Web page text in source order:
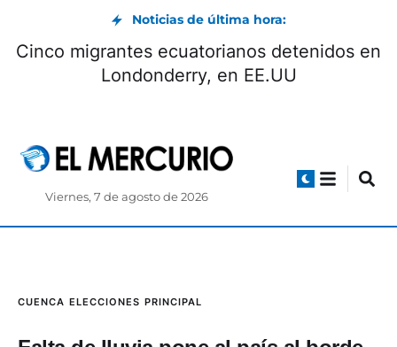
Noticias de última hora:
Ratifican sentencia contra el exagente de
policía Germán Cáceres por el femicidio de